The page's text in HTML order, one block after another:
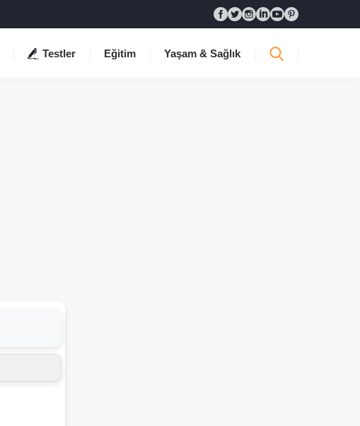
Testler Eğitim Yaşam & Sağlık